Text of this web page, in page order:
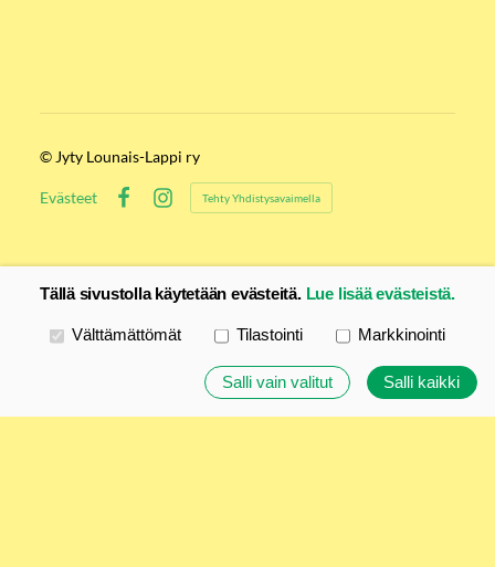
© Jyty Lounais-Lappi ry
Evästeet
Instagram
Tehty Yhdistysavaimella
Tällä sivustolla käytetään evästeitä. Lue lisää evästeistä.
Valitse käytettävät evästeet
Välttämättömät Tilastointi Markkinointi
Salli vain valitut Salli kaikki